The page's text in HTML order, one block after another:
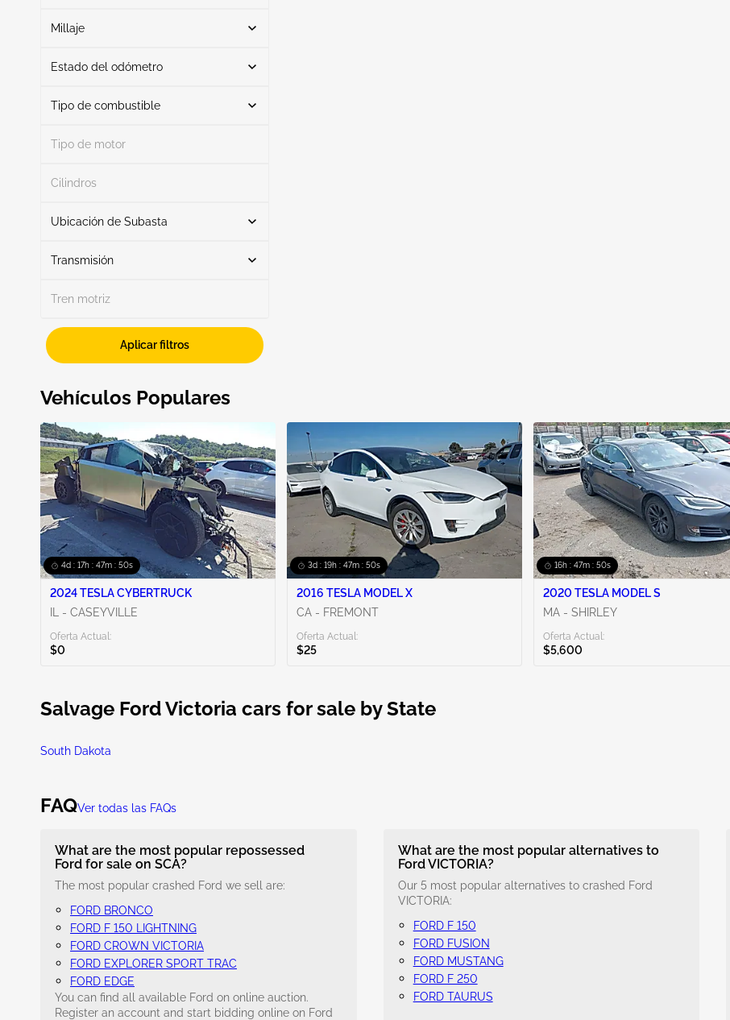
Millaje
Estado del odómetro
Real 1
Tipo de combustible
Otro
Tipo de motor
Cilindros
Ubicación de Subasta
Buscar
1
Transmisión
Automático
Tren motriz
Aplicar filtros
Vehículos Populares
4d : 17h : 47m : 49s
2024 TESLA CYBERTRUCK
IL - CASEYVILLE
Oferta Actual:
$0
3d : 19h : 47m : 49s
2016 TESLA MODEL X
CA - FREMONT
Oferta Actual:
$25
16h : 47m : 49s
2020 TESLA MODEL S
MA - SHIRLEY
Oferta Actual:
$5,600
Salvage Ford Victoria cars for sale by State
South Dakota
FAQVer todas las FAQs
What are the most popular repossessed
Ford for sale on SCA?
The most popular crashed Ford we sell are:
FORD BRONCO
FORD F 150 LIGHTNING
FORD CROWN VICTORIA
FORD EXPLORER SPORT TRAC
FORD EDGE
You can find all available Ford on online auction.
Register an account and start bidding online on Ford
What are the most popular alternatives to
Ford VICTORIA?
Our 5 most popular alternatives to crashed Ford
VICTORIA:
FORD F 150
FORD FUSION
FORD MUSTANG
FORD F 250
FORD TAURUS